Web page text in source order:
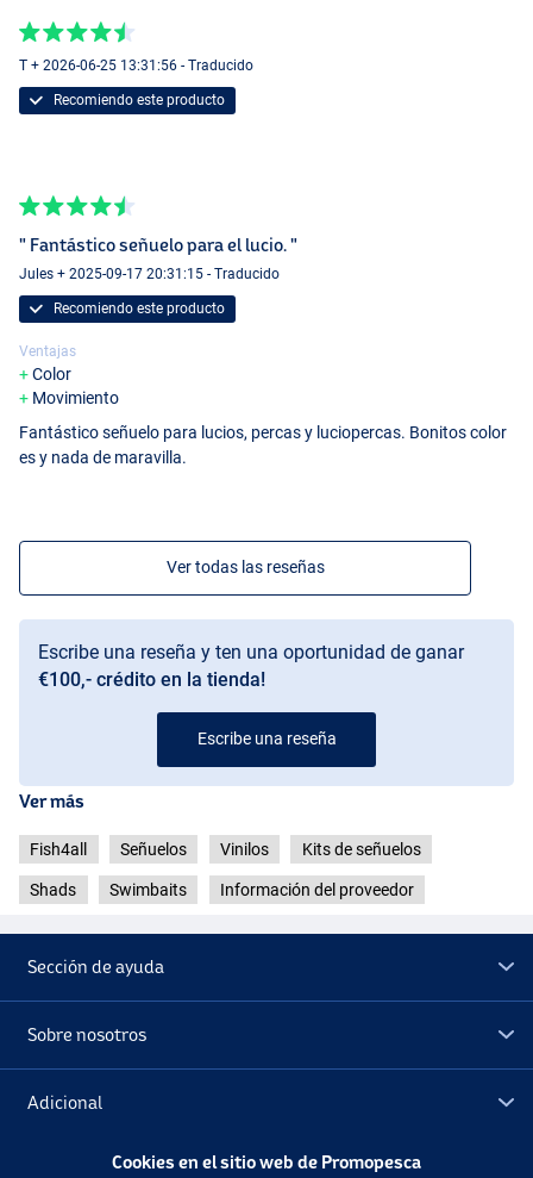
T + 2026-06-25 13:31:56 - Traducido
Recomiendo este producto
" Fantástico señuelo para el lucio. "
Jules + 2025-09-17 20:31:15 - Traducido
Recomiendo este producto
Ventajas
Color
Movimiento
Fantástico señuelo para lucios, percas y luciopercas. Bonitos color
es y nada de maravilla.
Ver todas las reseñas
Escribe una reseña y ten una oportunidad de ganar
€100,- crédito en la tienda!
Escribe una reseña
Ver más
Fish4all Señuelos Vinilos Kits de señuelos
Shads Swimbaits Información del proveedor
Sección de ayuda
Sobre nosotros
Adicional
Cookies en el sitio web de Promopesca